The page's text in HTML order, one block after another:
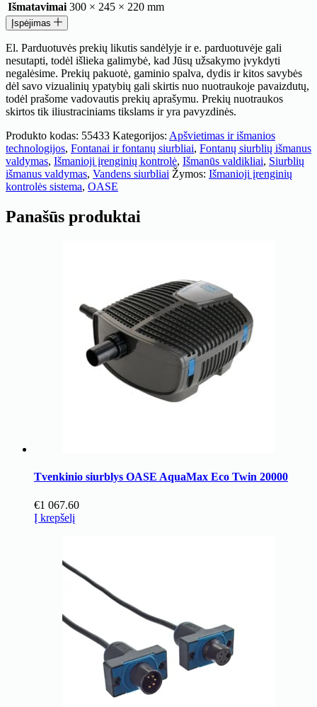
Išmatavimai 300 × 245 × 220 mm
Įspėjimas
El. Parduotuvės prekių likutis sandėlyje ir e. parduotuvėje gali
nesutapti, todėl išlieka galimybė, kad Jūsų užsakymo įvykdyti
negalėsime. Prekių pakuotė, gaminio spalva, dydis ir kitos savybės
dėl savo vizualinių ypatybių gali skirtis nuo nuotraukoje pavaizdutų,
todėl prašome vadovautis prekių aprašymu. Prekių nuotraukos
skirtos tik iliustraciniams tikslams ir yra pavyzdinės.
Produkto kodas: 55433 Kategorijos: Apšvietimas ir išmanios
technologijos, Fontanai ir fontanų siurbliai, Fontanų siurblių išmanus
valdymas, Išmanioji įrenginių kontrolė, Išmanūs valdikliai, Siurblių
išmanus valdymas, Vandens siurbliai Žymos: Išmanioji įrenginių
kontrolės sistema, OASE
Panašūs produktai
Tvenkinio siurblys OASE AquaMax Eco Twin 20000
€1 067.60
Į krepšelį